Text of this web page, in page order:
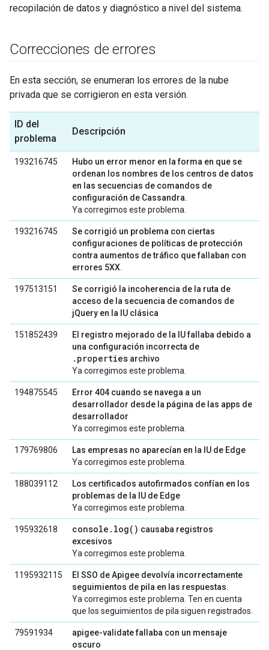
recopilación de datos y diagnóstico a nivel del sistema.
Correcciones de errores
En esta sección, se enumeran los errores de la nube
privada que se corrigieron en esta versión.
ID del
problema
Descripción
193216745
Hubo un error menor en la forma en que se
ordenan los nombres de los centros de datos
en las secuencias de comandos de
configuración de Cassandra.
Ya corregimos este problema.
193216745
Se corrigió un problema con ciertas
configuraciones de políticas de protección
contra aumentos de tráfico que fallaban con
errores 5XX
197513151
Se corrigió la incoherencia de la ruta de
acceso de la secuencia de comandos de
jQuery en la IU clásica
151852439
El registro mejorado de la IU fallaba debido a
una configuración incorrecta de
.properties archivo
Ya corregimos este problema.
194875545
Error 404 cuando se navega a un
desarrollador desde la página de las apps de
desarrollador
Ya corregimos este problema.
179769806
Las empresas no aparecían en la IU de Edge
Ya corregimos este problema.
188039112
Los certificados autofirmados confían en los
problemas de la IU de Edge
Ya corregimos este problema.
195932618 console.log() causaba registros
excesivos
Ya corregimos este problema.
1195932115
El SSO de Apigee devolvía incorrectamente
seguimientos de pila en las respuestas.
Ya corregimos este problema. Ten en cuenta
que los seguimientos de pila siguen registrados.
79591934
apigee-validate fallaba con un mensaje
oscuro